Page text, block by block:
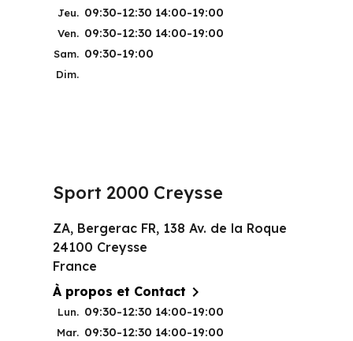
Jeu. 09:30-12:30 14:00-19:00
Ven. 09:30-12:30 14:00-19:00
Sam. 09:30-19:00
Dim.
Sport 2000 Creysse
ZA, Bergerac FR, 138 Av. de la Roque
24100 Creysse
France
À propos et Contact 
Lun. 09:30-12:30 14:00-19:00
Mar. 09:30-12:30 14:00-19:00